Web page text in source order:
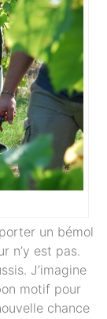
un bémol
n’y est pas.
J’imagine
motif pour
chance